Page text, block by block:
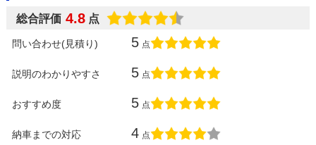
総合評価 4.8 点
問い合わせ(見積り) 5 点
説明のわかりやすさ 5 点
おすすめ度 5 点
納車までの対応 4 点